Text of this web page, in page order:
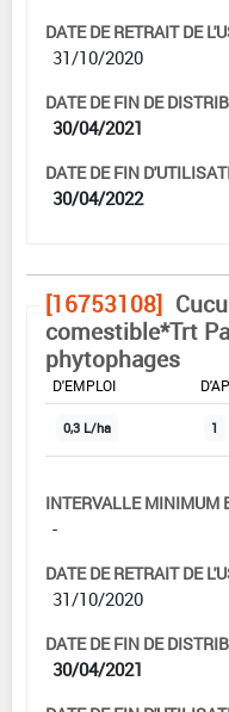
DATE DE RETRAIT DE
31/10/2020
DATE DE FIN DE
30/04/2021
DATE DE FIN
30/04/2022
[16753108]
comestible*Trt
phytophages
DOSE MAX
D'EMPLOI
0,3 L/ha 1
INTERVALLE MINIMUM
-
DATE DE RETRAIT DE
31/10/2020
DATE DE FIN DE
30/04/2021